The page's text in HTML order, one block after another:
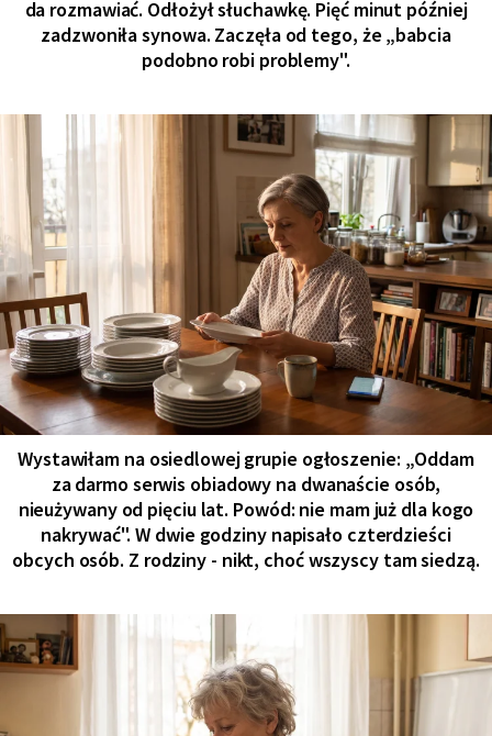
da rozmawiać. Odłożył słuchawkę. Pięć minut później
zadzwoniła synowa. Zaczęła od tego, że „babcia
podobno robi problemy".
Wystawiłam na osiedlowej grupie ogłoszenie: „Oddam
za darmo serwis obiadowy na dwanaście osób,
nieużywany od pięciu lat. Powód: nie mam już dla kogo
nakrywać". W dwie godziny napisało czterdzieści
obcych osób. Z rodziny - nikt, choć wszyscy tam siedzą.